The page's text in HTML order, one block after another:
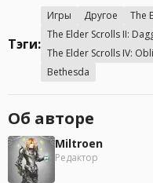
Тэги:
Игры Другое
The
The Elder Scrolls II:
The Elder Scrolls IV:
Bethesda
Об авторе
Miltroen
Редактор